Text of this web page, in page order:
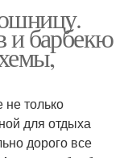
и барбекю
не только
для отдыха
дорого все